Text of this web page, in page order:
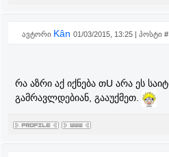
ავტორი Kân 01/03/2015, 13:25 | პოსტი #
რა აზრი აქ იქნება თU არა ეს
გამრავლდებიან, გააუქმეთ.